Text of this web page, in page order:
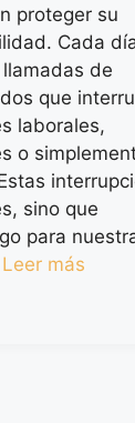
proteger su
Cada
de
que
laborales,
o
sino que
para
Leer más